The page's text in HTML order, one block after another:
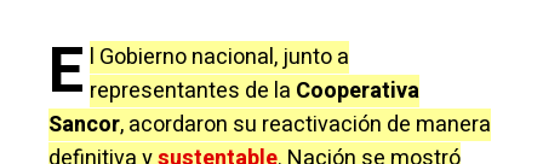
E l Gobierno nacional, junto a
representantes de la Cooperativa
Sancor, acordaron su reactivación de manera